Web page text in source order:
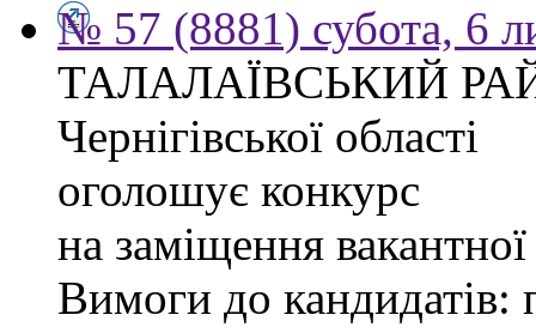
№ 57 (8881) субота, 6
ТАЛАЛАЇВСЬКИЙ
Чернігівської області
оголошує конкурс
на заміщення
Вимоги до кандидатів: